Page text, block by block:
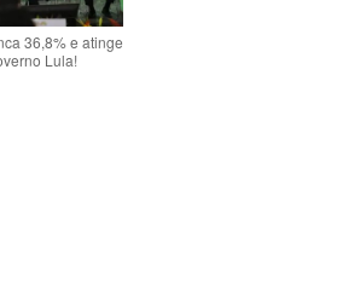
36,8% e atinge
Lula!